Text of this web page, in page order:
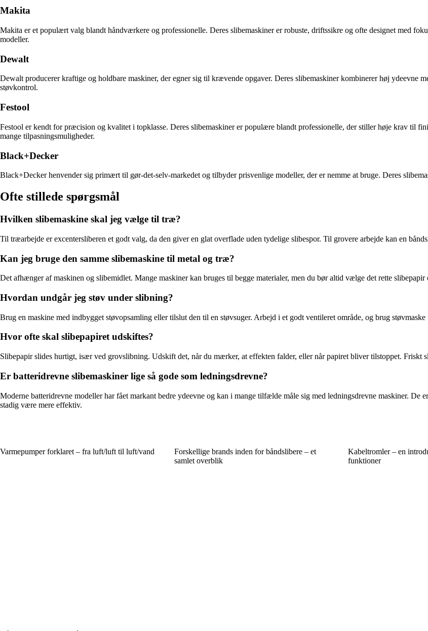
Makita
Makita er et populært valg blandt håndværkere og professionelle. Deres slibemaskiner er robuste, driftssikre og ofte designet med
modeller.
Dewalt
Dewalt producerer kraftige og holdbare maskiner, der egner sig til krævende opgaver. Deres slibemaskiner kombinerer høj ydeevne
støvkontrol.
Festool
Festool er kendt for præcision og kvalitet i topklasse. Deres slibemaskiner er populære blandt professionelle, der stiller høje krav til
mange tilpasningsmuligheder.
Black+Decker
Black+Decker henvender sig primært til gør-det-selv-markedet og tilbyder prisvenlige modeller, der er nemme at bruge. Deres
Ofte stillede spørgsmål
Hvilken slibemaskine skal jeg vælge til træ?
Til træarbejde er excentersliberen et godt valg, da den giver en glat overflade uden tydelige slibespor. Til grovere arbejde kan en
Kan jeg bruge den samme slibemaskine til metal og træ?
Det afhænger af maskinen og slibemidlet. Mange maskiner kan bruges til begge materialer, men du bør altid vælge det rette
Hvordan undgår jeg støv under slibning?
Brug en maskine med indbygget støvopsamling eller tilslut den til en støvsuger. Arbejd i et godt ventileret område, og brug
Hvor ofte skal slibepapiret udskiftes?
Slibepapir slides hurtigt, især ved grovslibning. Udskift det, når du mærker, at effekten falder, eller når papiret bliver tilstoppet. Friskt
Er batteridrevne slibemaskiner lige så gode som ledningsdrevne?
Moderne batteridrevne modeller har fået markant bedre ydeevne og kan i mange tilfælde måle sig med ledningsdrevne maskiner.
stadig være mere effektiv.
Varmepumper forklaret – fra luft/luft til luft/vand
Forskellige brands inden for båndslibere – et
samlet overblik
Kabeltromler – en
funktioner